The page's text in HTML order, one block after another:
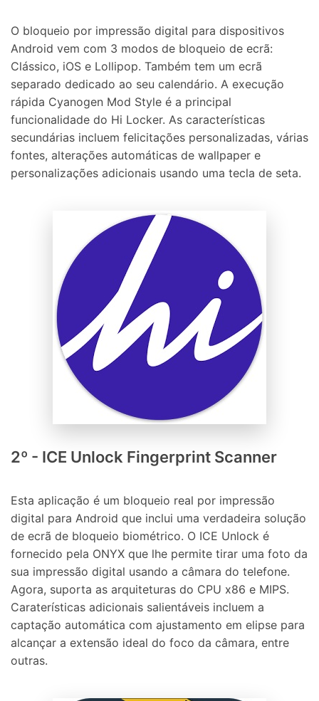
O bloqueio por impressão digital para dispositivos
Android vem com 3 modos de bloqueio de ecrã:
Clássico, iOS e Lollipop. Também tem um ecrã
separado dedicado ao seu calendário. A execução
rápida Cyanogen Mod Style é a principal
funcionalidade do Hi Locker. As características
secundárias incluem felicitações personalizadas, várias
fontes, alterações automáticas de wallpaper e
personalizações adicionais usando uma tecla de seta.
2º - ICE Unlock Fingerprint Scanner
Esta aplicação é um bloqueio real por impressão
digital para Android que inclui uma verdadeira solução
de ecrã de bloqueio biométrico. O ICE Unlock é
fornecido pela ONYX que lhe permite tirar uma foto da
sua impressão digital usando a câmara do telefone.
Agora, suporta as arquiteturas do CPU x86 e MIPS.
Caraterísticas adicionais salientáveis incluem a
captação automática com ajustamento em elipse para
alcançar a extensão ideal do foco da câmara, entre
outras.